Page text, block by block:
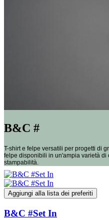
B&C #
T-shirt e felpe versatili per progetti di
felpe disponibili in un'ampia varietà
stampabilità.
Aggiungi alla lista dei preferiti
B&C #Set In